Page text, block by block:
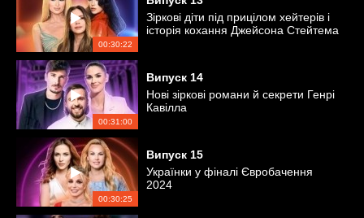
00:30:22
Зіркові діти під прицілом хейтерів і
історія кохання Джейсона Стейтема
00:31:00
Випуск 14
Нові зіркові романи й секрети Генрі
Кавілла
00:30:25
Випуск 15
Українки у фіналі Євробачення
2024